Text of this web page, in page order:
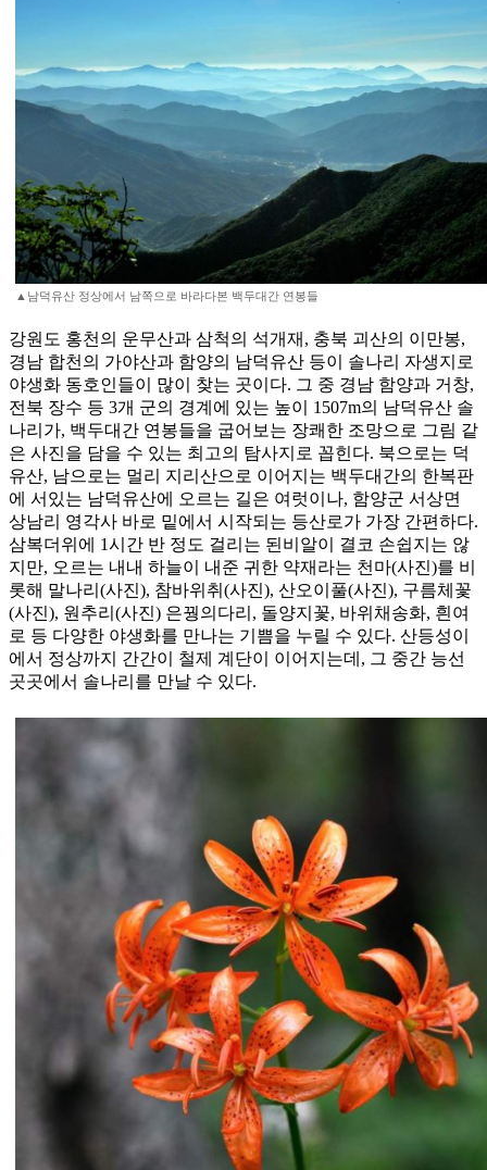
▲남덕유산 정상에서 남쪽으로 바라다본 백두대간 연봉들
강원도 홍천의 운무산과 삼척의 석개재, 충북 괴산의 이만봉,
경남 합천의 가야산과 함양의 남덕유산 등이 솔나리 자생지로
야생화 동호인들이 많이 찾는 곳이다. 그 중 경남 함양과 거창,
전북 장수 등 3개 군의 경계에 있는 높이 1507m의 남덕유산 솔
나리가, 백두대간 연봉들을 굽어보는 장쾌한 조망으로 그림 같
은 사진을 담을 수 있는 최고의 탐사지로 꼽힌다. 북으로는 덕
유산, 남으로는 멀리 지리산으로 이어지는 백두대간의 한복판
에 서있는 남덕유산에 오르는 길은 여럿이나, 함양군 서상면
상남리 영각사 바로 밑에서 시작되는 등산로가 가장 간편하다.
삼복더위에 1시간 반 정도 걸리는 된비알이 결코 손쉽지는 않
지만, 오르는 내내 하늘이 내준 귀한 약재라는 천마(사진)를 비
롯해 말나리(사진), 참바위취(사진), 산오이풀(사진), 구름체꽃
(사진), 원추리(사진) 은꿩의다리, 돌양지꽃, 바위채송화, 흰여
로 등 다양한 야생화를 만나는 기쁨을 누릴 수 있다. 산등성이
에서 정상까지 간간이 철제 계단이 이어지는데, 그 중간 능선
곳곳에서 솔나리를 만날 수 있다.